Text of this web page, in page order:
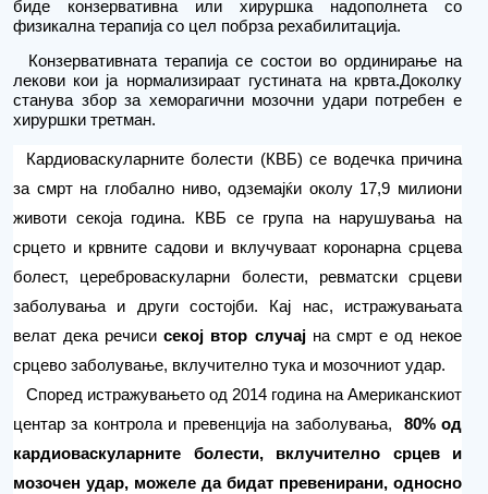
биде конзервативна или хируршка надополнета со
физикална терапија со цел побрза рехабилитација.
Конзервативната терапија се состои во ординирање на
лекови кои ја нормализираат густинатана крвта.Доколку
станува збор за хеморагични мозочни удари потребен е
хируршки третман.
Кардиоваскуларните болести (КВБ) се водечка причина
за смрт на глобално ниво, одземајќи околу 17,9 милиони
животи секоја година. КВБ се група на нарушувања на
срцето и крвните садови и вклучуваат коронарна срцева
болест, цереброваскуларни болести, ревматски срцеви
заболувања и други состојби. Кај нас, истражувањата
велат дека речисисекој втор случајна смрт е од некое
срцево заболување, вклучително тука и мозочниот удар.
Според истражувањето од 2014 година на Американскиот
центар за контрола и превенција на заболувања,
80% од
кардиоваскуларните болести, вклучително срцев и
мозочен удар, можеле да бидат превенирани, односно